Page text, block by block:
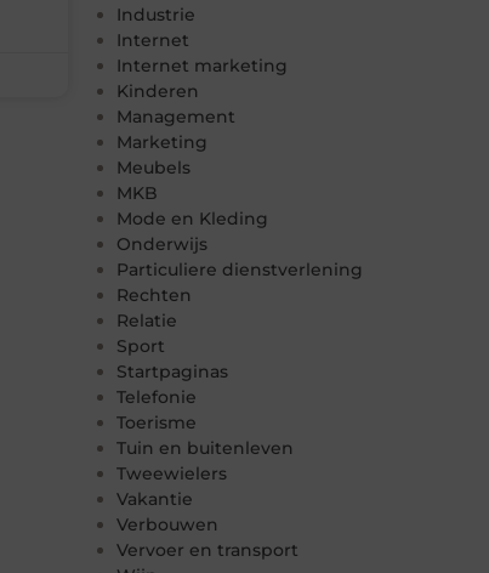
Industrie
Internet
Internet marketing
Kinderen
Management
Marketing
Meubels
MKB
Mode en Kleding
Onderwijs
Particuliere dienstverlening
Rechten
Relatie
Sport
Startpaginas
Telefonie
Toerisme
Tuin en buitenleven
Tweewielers
Vakantie
Verbouwen
Vervoer en transport